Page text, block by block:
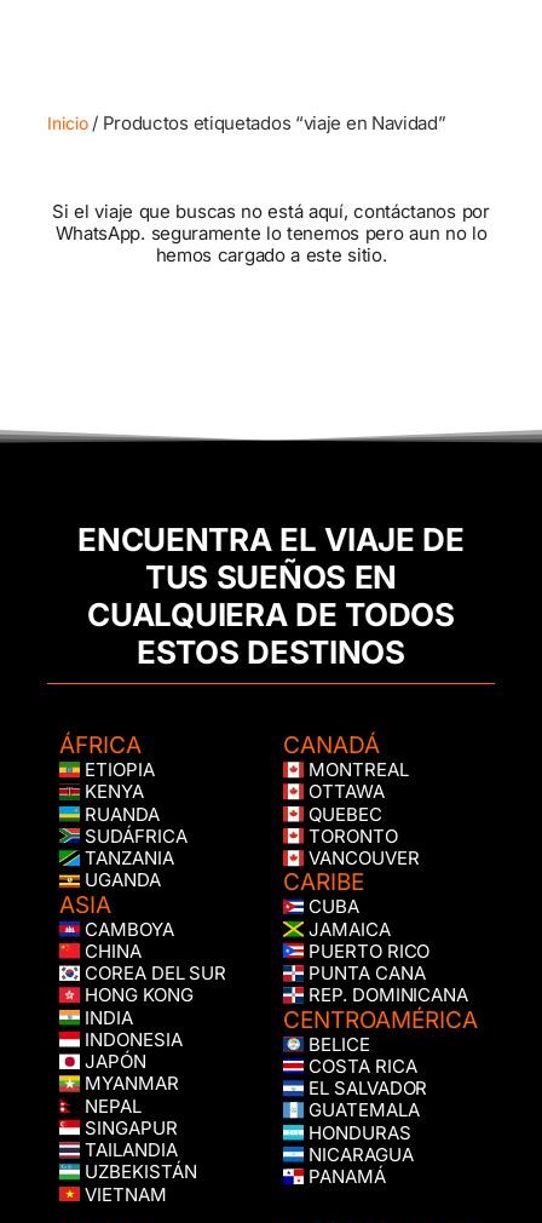
Inicio/ Productos etiquetados “viaje en Navidad”
Si el viaje que buscas no está aquí, contáctanos por
WhatsApp. seguramente lo tenemos pero aun no lo
hemos cargado a este sitio.
ENCUENTRA EL VIAJE DE
TUS SUEÑOS EN
CUALQUIERA DE TODOS
ESTOS DESTINOS
ÁFRICA
ETIOPIA
KENYA
RUANDA
SUDÁFRICA
TANZANIA
UGANDA
ASIA
CAMBOYA
CHINA
COREA DEL SUR
HONG KONG
INDIA
INDONESIA
JAPÓN
MYANMAR
NEPAL
SINGAPUR
TAILANDIA
UZBEKISTÁN
VIETNAM
CANADÁ
MONTREAL
OTTAWA
QUEBEC
TORONTO
VANCOUVER
CARIBE
CUBA
JAMAICA
PUERTO RICO
PUNTA CANA
REP. DOMINICANA
CENTROAMÉRICA
BELICE
COSTA RICA
EL SALVADOR
GUATEMALA
HONDURAS
NICARAGUA
PANAMÁ